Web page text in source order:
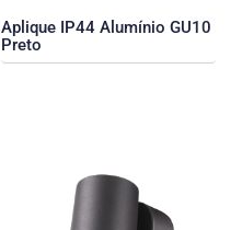
Aplique IP44 Alumínio GU10
Preto